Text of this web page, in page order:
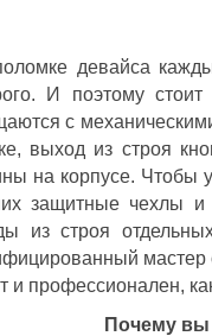
девайса
И поэтому
с
выход из строя
на корпусе. Чтобы
защитные чехлы и
из строя
мастер
и профессионален,
Почему